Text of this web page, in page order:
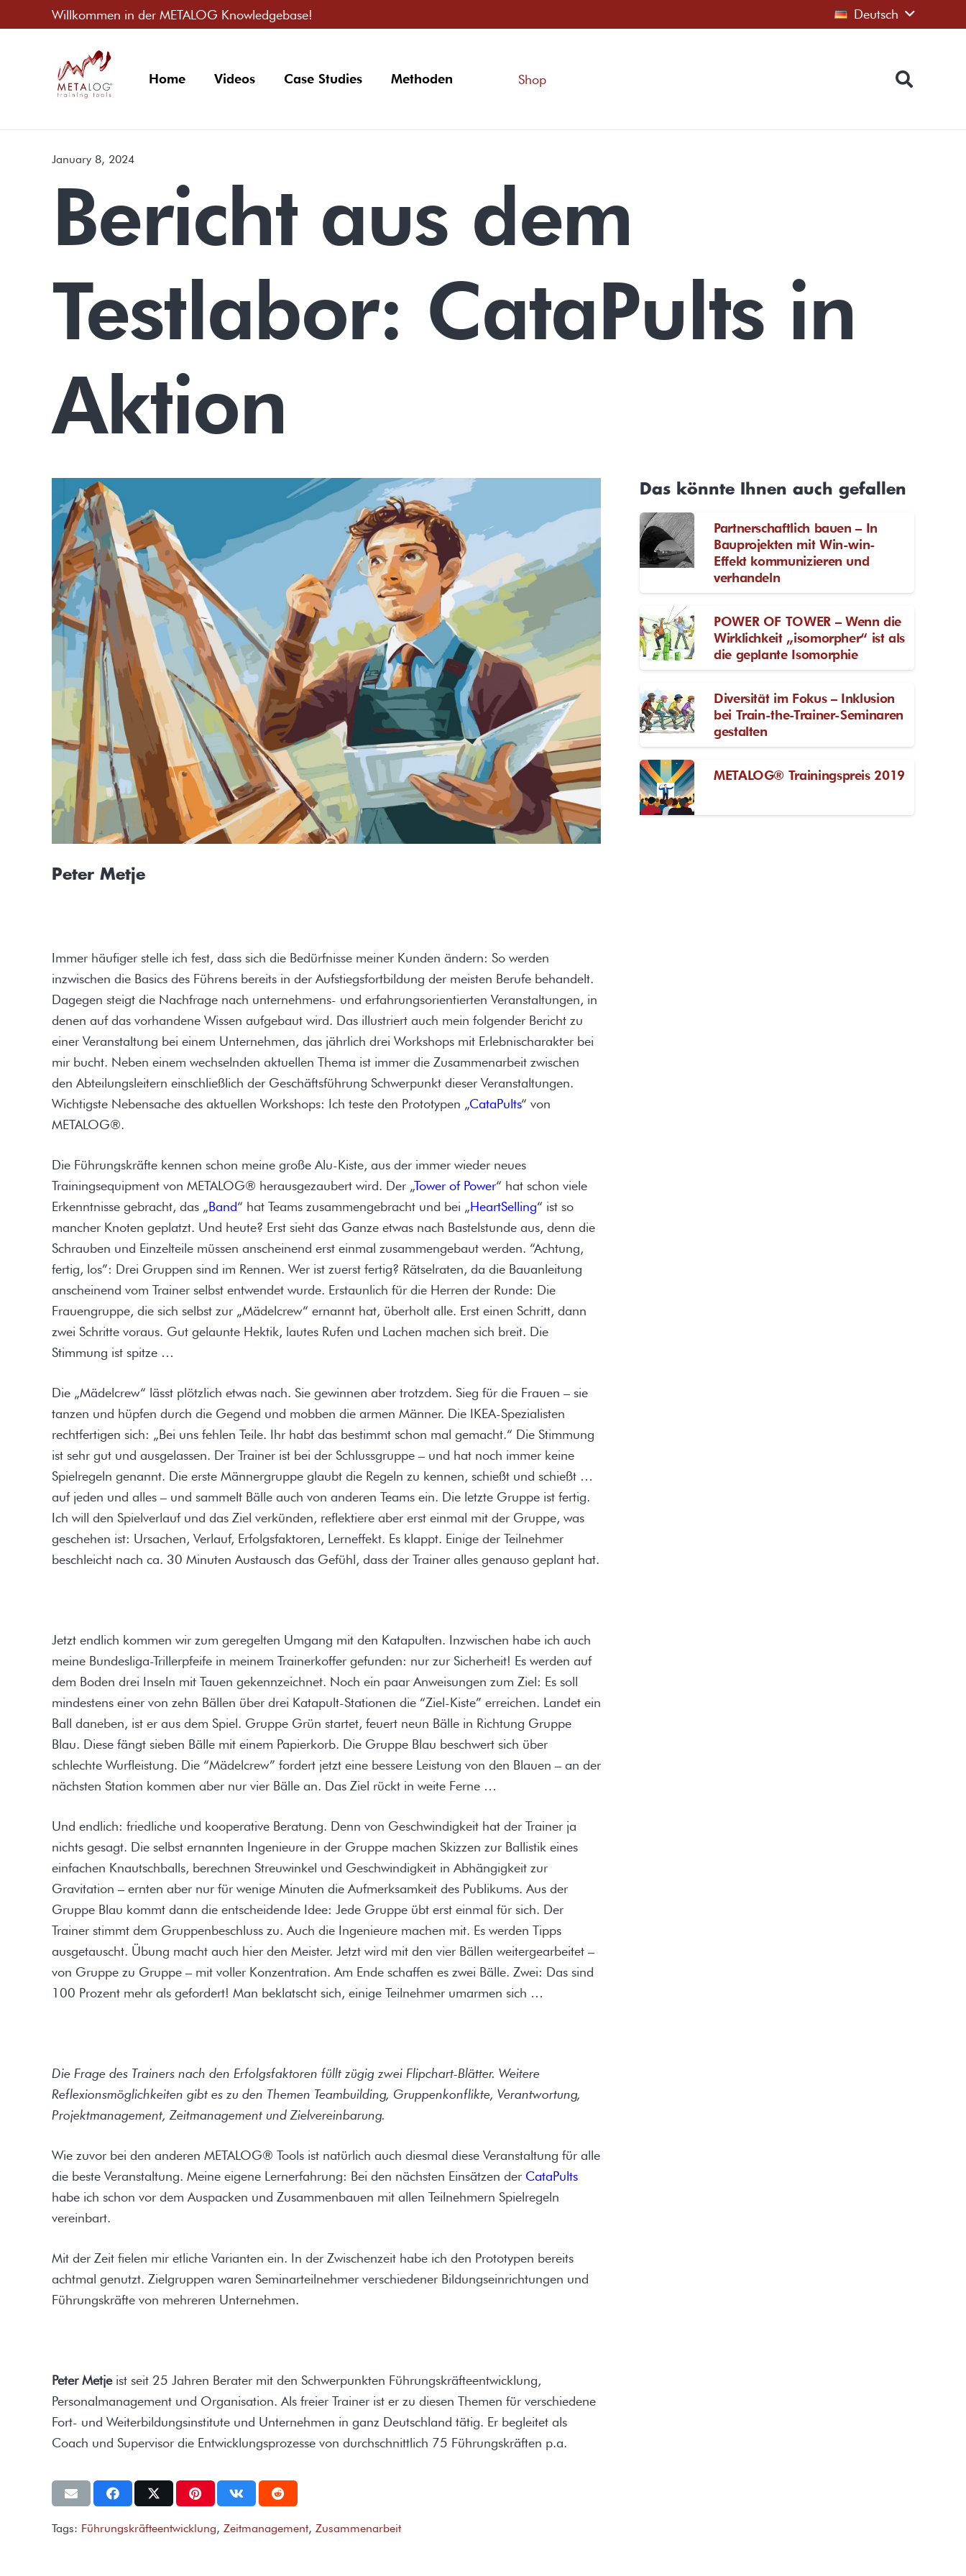
Willkommen in der METALOG Knowledgebase! Deutsch
Home Videos Case Studies Methoden Shop
January 8, 2024
Bericht aus dem
Testlabor: CataPults in
Aktion
Peter Metje
Immer häufiger stelle ich fest, dass sich die Bedürfnisse meiner Kunden ändern: So werden
inzwischen die Basics des Führens bereits in der Aufstiegsfortbildung der meisten Berufe behandelt.
Dagegen steigt die Nachfrage nach unternehmens- und erfahrungsorientierten Veranstaltungen, in
denen auf das vorhandene Wissen aufgebaut wird. Das illustriert auch mein folgender Bericht zu
einer Veranstaltung bei einem Unternehmen, das jährlich drei Workshops mit Erlebnischarakter bei
mir bucht. Neben einem wechselnden aktuellen Thema ist immer die Zusammenarbeit zwischen
den Abteilungsleitern einschließlich der Geschäftsführung Schwerpunkt dieser Veranstaltungen.
Wichtigste Nebensache des aktuellen Workshops: Ich teste den Prototypen „CataPults“ von
METALOG®.
Die Führungskräfte kennen schon meine große Alu-Kiste, aus der immer wieder neues
Trainingsequipment von METALOG® herausgezaubert wird. Der „Tower of Power“ hat schon viele
Erkenntnisse gebracht, das „Band“ hat Teams zusammengebracht und bei „HeartSelling“ ist so
mancher Knoten geplatzt. Und heute? Erst sieht das Ganze etwas nach Bastelstunde aus, denn die
Schrauben und Einzelteile müssen anscheinend erst einmal zusammengebaut werden. “Achtung,
fertig, los”: Drei Gruppen sind im Rennen. Wer ist zuerst fertig? Rätselraten, da die Bauanleitung
anscheinend vom Trainer selbst entwendet wurde. Erstaunlich für die Herren der Runde: Die
Frauengruppe, die sich selbst zur „Mädelcrew“ ernannt hat, überholt alle. Erst einen Schritt, dann
zwei Schritte voraus. Gut gelaunte Hektik, lautes Rufen und Lachen machen sich breit. Die
Stimmung ist spitze …
Die „Mädelcrew“ lässt plötzlich etwas nach. Sie gewinnen aber trotzdem. Sieg für die Frauen – sie
tanzen und hüpfen durch die Gegend und mobben die armen Männer. Die IKEA-Spezialisten
rechtfertigen sich: „Bei uns fehlen Teile. Ihr habt das bestimmt schon mal gemacht.“ Die Stimmung
ist sehr gut und ausgelassen. Der Trainer ist bei der Schlussgruppe – und hat noch immer keine
Spielregeln genannt. Die erste Männergruppe glaubt die Regeln zu kennen, schießt und schießt …
auf jeden und alles – und sammelt Bälle auch von anderen Teams ein. Die letzte Gruppe ist fertig.
Ich will den Spielverlauf und das Ziel verkünden, reflektiere aber erst einmal mit der Gruppe, was
geschehen ist: Ursachen, Verlauf, Erfolgsfaktoren, Lerneffekt. Es klappt. Einige der Teilnehmer
beschleicht nach ca. 30 Minuten Austausch das Gefühl, dass der Trainer alles genauso geplant hat.
Jetzt endlich kommen wir zum geregelten Umgang mit den Katapulten. Inzwischen habe ich auch
meine Bundesliga-Trillerpfeife in meinem Trainerkoffer gefunden: nur zur Sicherheit! Es werden auf
dem Boden drei Inseln mit Tauen gekennzeichnet. Noch ein paar Anweisungen zum Ziel: Es soll
mindestens einer von zehn Bällen über drei Katapult-Stationen die “Ziel-Kiste” erreichen. Landet ein
Ball daneben, ist er aus dem Spiel. Gruppe Grün startet, feuert neun Bälle in Richtung Gruppe
Blau. Diese fängt sieben Bälle mit einem Papierkorb. Die Gruppe Blau beschwert sich über
schlechte Wurfleistung. Die “Mädelcrew” fordert jetzt eine bessere Leistung von den Blauen – an der
nächsten Station kommen aber nur vier Bälle an. Das Ziel rückt in weite Ferne …
Und endlich: friedliche und kooperative Beratung. Denn von Geschwindigkeit hat der Trainer ja
nichts gesagt. Die selbst ernannten Ingenieure in der Gruppe machen Skizzen zur Ballistik eines
einfachen Knautschballs, berechnen Streuwinkel und Geschwindigkeit in Abhängigkeit zur
Gravitation – ernten aber nur für wenige Minuten die Aufmerksamkeit des Publikums. Aus der
Gruppe Blau kommt dann die entscheidende Idee: Jede Gruppe übt erst einmal für sich. Der
Trainer stimmt dem Gruppenbeschluss zu. Auch die Ingenieure machen mit. Es werden Tipps
ausgetauscht. Übung macht auch hier den Meister. Jetzt wird mit den vier Bällen weitergearbeitet –
von Gruppe zu Gruppe – mit voller Konzentration. Am Ende schaffen es zwei Bälle. Zwei: Das sind
100 Prozent mehr als gefordert! Man beklatscht sich, einige Teilnehmer umarmen sich …
Die Frage des Trainers nach den Erfolgsfaktoren füllt zügig zwei Flipchart-Blätter. Weitere
Reflexionsmöglichkeiten gibt es zu den Themen Teambuilding, Gruppenkonflikte, Verantwortung,
Projektmanagement, Zeitmanagement und Zielvereinbarung.
Wie zuvor bei den anderen METALOG® Tools ist natürlich auch diesmal diese Veranstaltung für alle
die beste Veranstaltung. Meine eigene Lernerfahrung: Bei den nächsten Einsätzen der CataPults
habe ich schon vor dem Auspacken und Zusammenbauen mit allen Teilnehmern Spielregeln
vereinbart.
Mit der Zeit fielen mir etliche Varianten ein. In der Zwischenzeit habe ich den Prototypen bereits
achtmal genutzt. Zielgruppen waren Seminarteilnehmer verschiedener Bildungseinrichtungen und
Führungskräfte von mehreren Unternehmen.
Peter Metjeist seit 25 Jahren Berater mit den Schwerpunkten Führungskräfteentwicklung,
Personalmanagement und Organisation. Als freier Trainer ist er zu diesen Themen für verschiedene
Fort- und Weiterbildungsinstitute und Unternehmen in ganz Deutschland tätig. Er begleitet als
Coach und Supervisor die Entwicklungsprozesse von durchschnittlich 75 Führungskräften p.a.
Das könnte Ihnen auch gefallen
Partnerschaftlich bauen – In
Bauprojekten mit Win-win-
Effekt kommunizieren und
verhandeln
POWER OF TOWER – Wenn die
Wirklichkeit „isomorpher“ ist als
die geplante Isomorphie
Diversität im Fokus – Inklusion
bei Train-the-Trainer-Seminaren
gestalten
METALOG® Trainingspreis 2019
Tags: Führungskräfteentwicklung, Zeitmanagement, Zusammenarbeit